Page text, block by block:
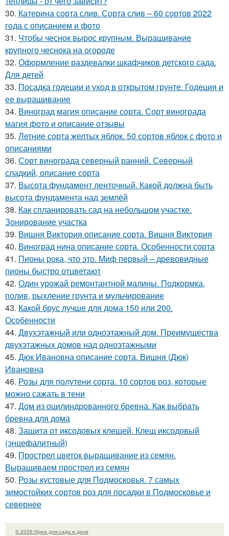
30. Катерина сорта слив. Сорта слив – 60 сортов 2022
года с описанием и фото
31. Чтобы чеснок вырос крупным. Выращивание
крупного чеснока на огороде
32. Оформление раздевалки шкафчиков детского сада.
Для детей
33. Посадка годеции и уход в открытом грунте. Годеция и
ее выращивание
34. Виноград магия описание сорта. Сорт винограда
магия фото и описание отзывы
35. Летние сорта желтых яблок. 50 сортов яблок с фото и
описаниями
36. Сорт винограда северный ранний. Северный
сладкий, описание сорта
37. Высота фундамент ленточный. Какой должна быть
высота фундамента над землёй
38. Как спланировать сад на небольшом участке.
Зонирование участка
39. Вишня Виктория описание сорта. Вишня Виктория
40. Виноград нина описание сорта. Особенности сорта
41. Пионы рока, что это. Миф первый – древовидные
пионы быстро отцветают
42. Один урожай ремонтантной малины. Подкормка,
полив, рыхление грунта и мульчирование
43. Какой брус лучше для дома 150 или 200.
Особенности
44. Двухэтажный или одноэтажный дом. Преимущества
двухэтажных домов над одноэтажными
45. Дюк Ивановна описание сорта. Вишня (Дюк)
Ивановна
46. Розы для полутени сорта. 10 сортов роз, которые
можно сажать в тени
47. Дом из оцилиндрованного бревна. Как выбрать
бревна для дома
48. Защита от иксодовых клещей. Клещ иксодовый
(энцефалитный)
49. Прострел цветок выращивание из семян.
Выращиваем прострел из семян
50. Розы кустовые для Подмосковья. 7 самых
зимостойких сортов роз для посадки в Подмосковье и
севернее
© 2026 Идеи для сада и дачи